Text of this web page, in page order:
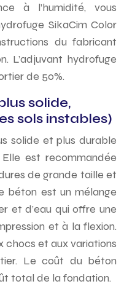
à l’humidité, vous
SikaCim Color
du fabricant
L’adjuvant hydrofuge
de 50%.
solide,
sols instables)
solide et plus durable
est recommandée
de grande taille et
béton est un mélange
et d’eau qui offre une
et à la flexion.
chocs et aux variations
Le coût du béton
total de la fondation.